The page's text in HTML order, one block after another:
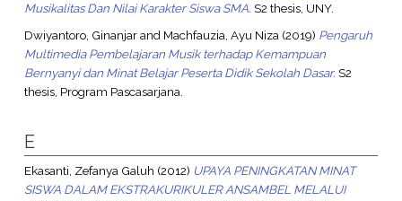
Musikalitas Dan Nilai Karakter Siswa SMA. S2 thesis, UNY.
Dwiyantoro, Ginanjarand Machfauzia, Ayu Niza(2019) Pengaruh
Multimedia Pembelajaran Musik terhadap Kemampuan
Bernyanyi dan Minat Belajar Peserta Didik Sekolah Dasar. S2
thesis, Program Pascasarjana.
E
Ekasanti, Zefanya Galuh (2012) UPAYA PENINGKATAN MINAT
SISWA DALAM EKSTRAKURIKULER ANSAMBEL MELALUI